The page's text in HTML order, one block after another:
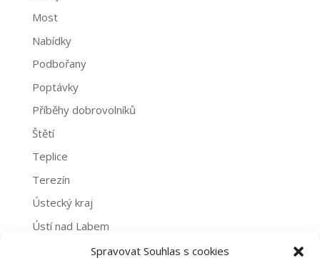
Spravovat Souhlas s cookies
Most
Nabídky
Podbořany
Poptávky
Příběhy dobrovolníků
Štětí
Teplice
Terezín
Ústecký kraj
Ústí nad Labem